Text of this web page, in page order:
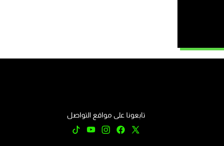
تابعونا على مواقع التواصل